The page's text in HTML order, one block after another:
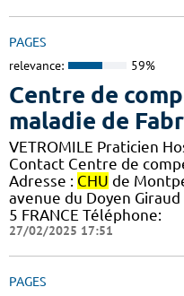
PAGES
relevance: 59%
Centre de
maladie de
VETROMILE Praticien
Contact Centre de
Adresse : CHU de
avenue du Doyen Giraud
5 FRANCE Téléphone:
27/02/2025 17:51
PAGES